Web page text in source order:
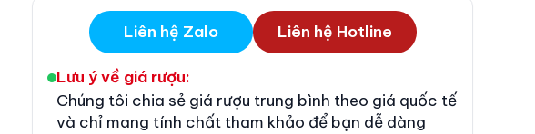
Liên hệ Zalo Liên hệ Hotline
Lưu ý về giá rượu:
Chúng tôi chia sẻ giá rượu trung bình theo giá quốc tế
và chỉ mang tính chất tham khảo để bạn dễ dàng